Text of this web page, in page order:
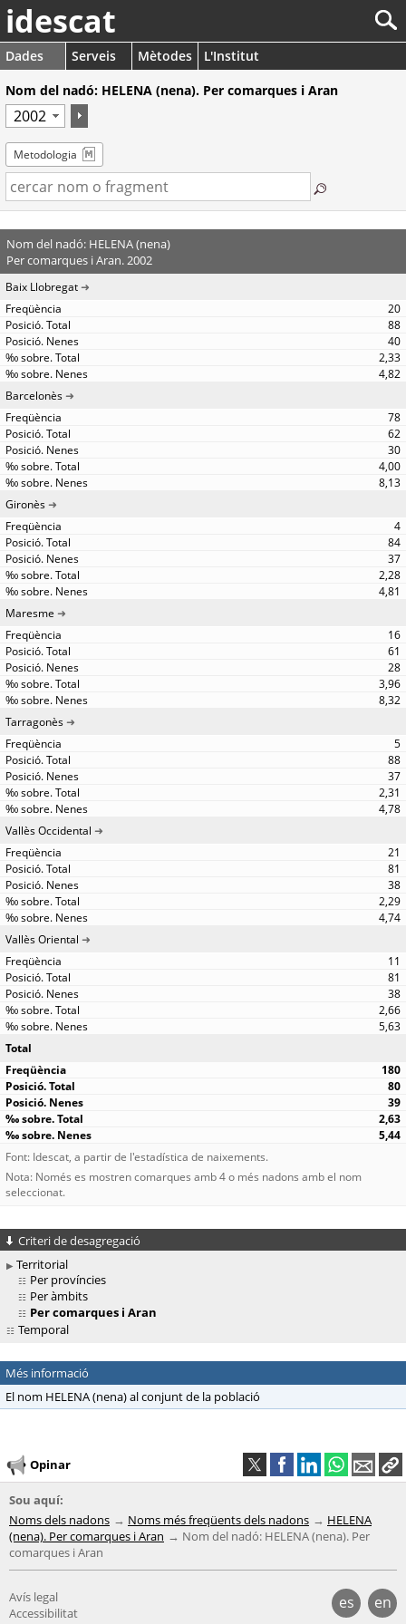
idescat
Dades Serveis Mètodes
L'Institut
Nom del nadó: HELENA (nena). Per comarques i Aran
Metodologia
Nom del nadó: HELENA (nena)
Per comarques i Aran. 2002
Baix Llobregat
20
88
40
2,33
4,82
Barcelonès
78
62
30
4,00
8,13
Gironès
4
84
37
2,28
4,81
Maresme
16
61
28
3,96
8,32
Tarragonès
5
88
37
2,31
4,78
Vallès Occidental
21
81
38
2,29
4,74
Vallès Oriental
11
81
38
2,66
5,63
Total
180
80
39
2,63
5,44
Font: Idescat, a partir de l'estadística de naixements.
Nota: Només es mostren comarques amb 4 o més nadons amb el nom
seleccionat.
Criteri de desagregació
Territorial
Per províncies
Per àmbits
Per comarques i Aran
Temporal
Més informació
El nom HELENA (nena) al conjunt de la població
Opinar
Sou aquí:
Noms dels nadons
Noms més freqüents dels nadons
HELENA
(nena). Per comarques i Aran
Nom del nadó: HELENA (nena). Per
comarques i Aran
es en
Avís legal
Accessibilitat